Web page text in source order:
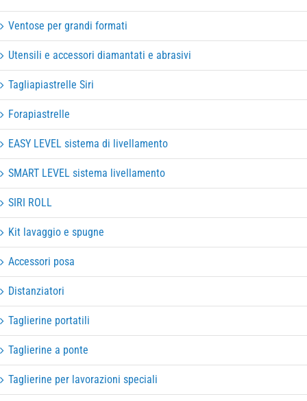
Ventose per grandi formati
Utensili e accessori diamantati e abrasivi
Tagliapiastrelle Siri
Forapiastrelle
EASY LEVEL sistema di livellamento
SMART LEVEL sistema livellamento
SIRI ROLL
Kit lavaggio e spugne
Accessori posa
Distanziatori
Taglierine portatili
Taglierine a ponte
Taglierine per lavorazioni speciali